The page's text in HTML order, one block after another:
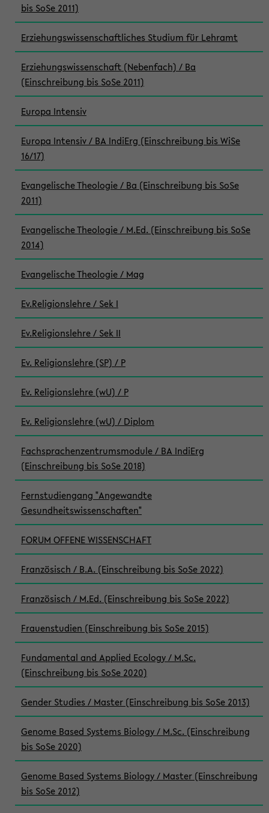
bis SoSe 2011)
Erziehungswissenschaftliches Studium für Lehramt
Erziehungswissenschaft (Nebenfach) / Ba
(Einschreibung bis SoSe 2011)
Europa Intensiv
Europa Intensiv / BA IndiErg (Einschreibung bis WiSe
16/17)
Evangelische Theologie / Ba (Einschreibung bis SoSe
2011)
Evangelische Theologie / M.Ed. (Einschreibung bis SoSe
2014)
Evangelische Theologie / Mag
Ev.Religionslehre / Sek I
Ev.Religionslehre / Sek II
Ev. Religionslehre (SP) / P
Ev. Religionslehre (wU) / P
Ev. Religionslehre (wU) / Diplom
Fachsprachenzentrumsmodule / BA IndiErg
(Einschreibung bis SoSe 2018)
Fernstudiengang "Angewandte
Gesundheitswissenschaften"
FORUM OFFENE WISSENSCHAFT
Französisch / B.A. (Einschreibung bis SoSe 2022)
Französisch / M.Ed. (Einschreibung bis SoSe 2022)
Frauenstudien (Einschreibung bis SoSe 2015)
Fundamental and Applied Ecology / M.Sc.
(Einschreibung bis SoSe 2020)
Gender Studies / Master (Einschreibung bis SoSe 2013)
Genome Based Systems Biology / M.Sc. (Einschreibung
bis SoSe 2020)
Genome Based Systems Biology / Master (Einschreibung
bis SoSe 2012)